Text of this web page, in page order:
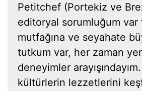
Petitchef (Portekiz ve
editoryal sorumluğum var
mutfağına ve seyahate
tutkum var, her zaman
deneyimler
kültürlerin lezzetlerini